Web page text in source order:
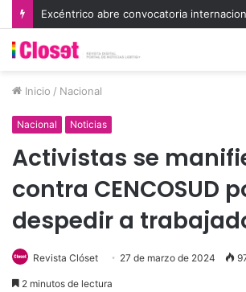
Inicio / Nacional
Nacional Noticias
Activistas se
contra CENCOSUD
despedir a
Revista Clóset 27 de marzo de 2024
2 minutos de lectura